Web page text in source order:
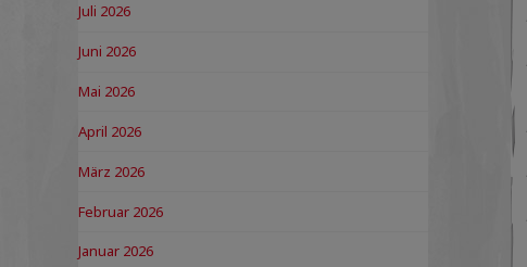
Juli 2026
Juni 2026
Mai 2026
April 2026
März 2026
Februar 2026
Januar 2026